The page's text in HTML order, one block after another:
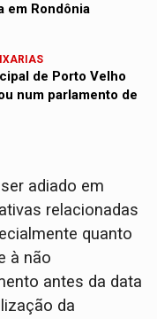
em Rondônia
de Porto Velho
num parlamento de
adiado em
relacionadas
quanto
à não
antes da data
da